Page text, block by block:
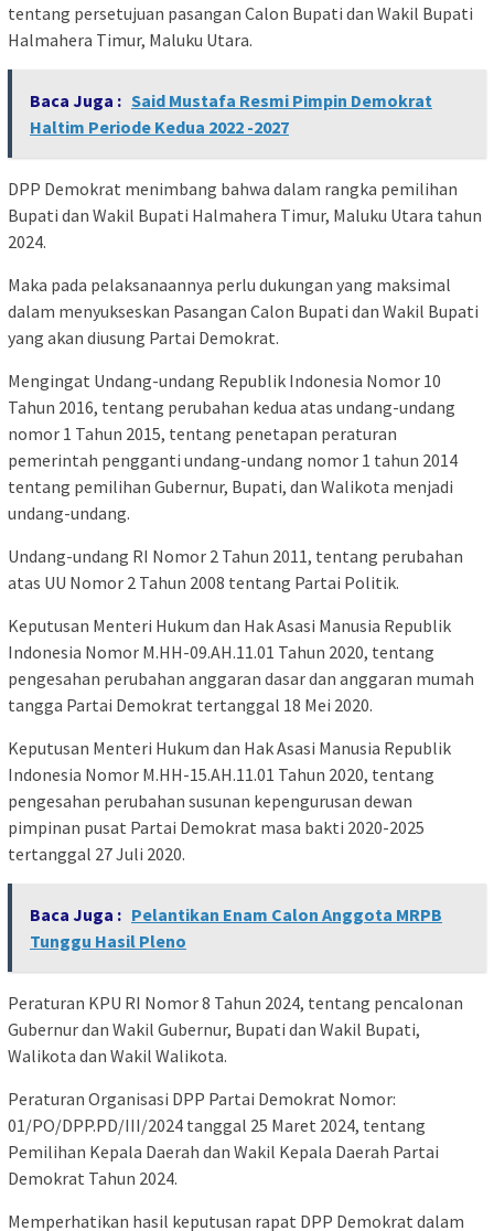
tentang persetujuan pasangan Calon Bupati dan Wakil Bupati
Halmahera Timur, Maluku Utara.
Baca Juga : Said Mustafa Resmi Pimpin Demokrat
Haltim Periode Kedua 2022 -2027
DPP Demokrat menimbang bahwa dalam rangka pemilihan
Bupati dan Wakil Bupati Halmahera Timur, Maluku Utara tahun
2024.
Maka pada pelaksanaannya perlu dukungan yang maksimal
dalam menyukseskan Pasangan Calon Bupati dan Wakil Bupati
yang akan diusung Partai Demokrat.
Mengingat Undang-undang Republik Indonesia Nomor 10
Tahun 2016, tentang perubahan kedua atas undang-undang
nomor 1 Tahun 2015, tentang penetapan peraturan
pemerintah pengganti undang-undang nomor 1 tahun 2014
tentang pemilihan Gubernur, Bupati, dan Walikota menjadi
undang-undang.
Undang-undang RI Nomor 2 Tahun 2011, tentang perubahan
atas UU Nomor 2 Tahun 2008 tentang Partai Politik.
Keputusan Menteri Hukum dan Hak Asasi Manusia Republik
Indonesia Nomor M.HH-09.AH.11.01 Tahun 2020, tentang
pengesahan perubahan anggaran dasar dan anggaran mumah
tangga Partai Demokrat tertanggal 18 Mei 2020.
Keputusan Menteri Hukum dan Hak Asasi Manusia Republik
Indonesia Nomor M.HH-15.AH.11.01 Tahun 2020, tentang
pengesahan perubahan susunan kepengurusan dewan
pimpinan pusat Partai Demokrat masa bakti 2020-2025
tertanggal 27 Juli 2020.
Baca Juga : Pelantikan Enam Calon Anggota MRPB
Tunggu Hasil Pleno
Peraturan KPU RI Nomor 8 Tahun 2024, tentang pencalonan
Gubernur dan Wakil Gubernur, Bupati dan Wakil Bupati,
Walikota dan Wakil Walikota.
Peraturan Organisasi DPP Partai Demokrat Nomor:
01/PO/DPP.PD/III/2024 tanggal 25 Maret 2024, tentang
Pemilihan Kepala Daerah dan Wakil Kepala Daerah Partai
Demokrat Tahun 2024.
Memperhatikan hasil keputusan rapat DPP Demokrat dalam